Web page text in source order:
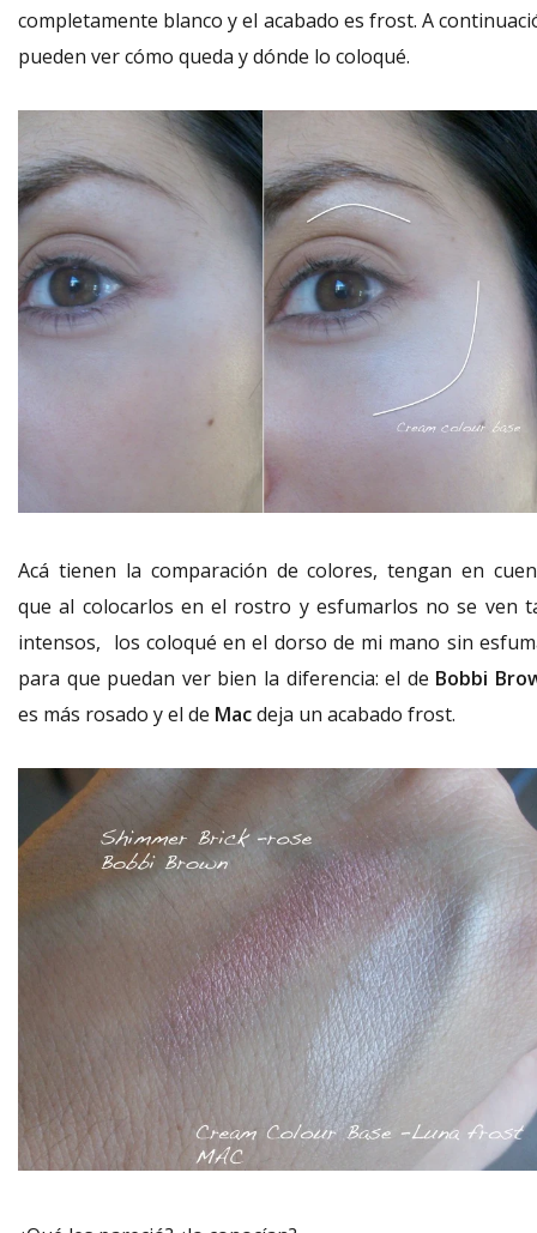
completamente blanco y el acabado es frost. A
pueden ver cómo queda y dónde lo coloqué.
Acá tienen la comparación de colores, tengan en
que al colocarlos en el rostro y esfumarlos no se ven
intensos, los coloqué en el dorso de mi mano sin
para que puedan ver bien la diferencia: el de Bobbi
es más rosado y el de Macdeja un acabado frost.